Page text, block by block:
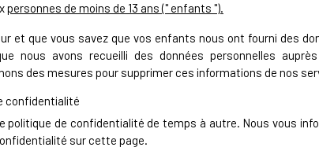
personnes de moins de 13 ans (" enfants ").
et que vous savez que vos enfants nous ont fourni des
nous avons recueilli des données personnelles
des mesures pour supprimer ces informations de nos
confidentialité
politique de confidentialité de temps à autre. Nous vous
sur cette page.